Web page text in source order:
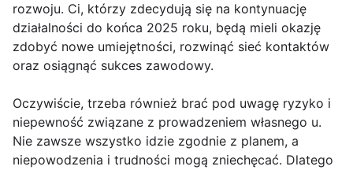
rozwoju. Ci, którzy zdecydują się na kontynuację
działalności do końca 2025 roku, będą mieli okazję
zdobyć nowe umiejętności, rozwinąć sieć kontaktów
oraz osiągnąć sukces zawodowy.
Oczywiście, trzeba również brać pod uwagę ryzyko i
niepewność związane z prowadzeniem własnego u.
Nie zawsze wszystko idzie zgodnie z planem, a
niepowodzenia i trudności mogą zniechęcać. Dlatego